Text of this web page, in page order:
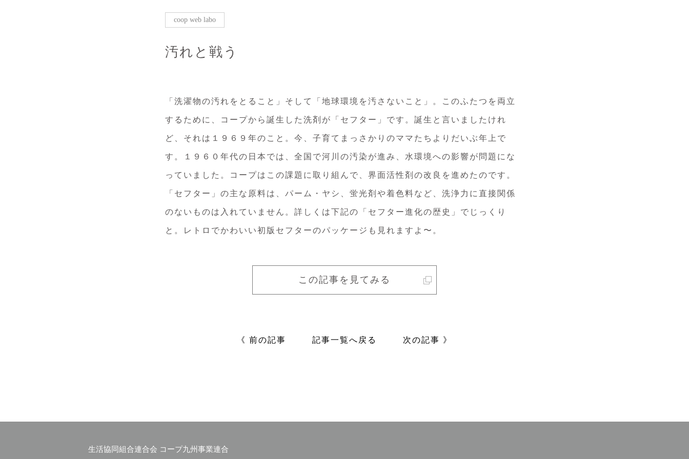
coop web labo
汚れと戦う
「洗濯物の汚れをとること」そして「地球環境を汚さないこと」。このふたつを両立
するために、コープから誕生した洗剤が「セフター」です。誕生と言いましたけれ
ど、それは１９６９年のこと。今、子育てまっさかりのママたちよりだいぶ年上で
す。１９６０年代の日本では、全国で河川の汚染が進み、水環境への影響が問題にな
っていました。コープはこの課題に取り組んで、界面活性剤の改良を進めたのです。
「セフター」の主な原料は、パーム・ヤシ、蛍光剤や着色料など、洗浄力に直接関係
のないものは入れていません。詳しくは下記の「セフター進化の歴史」でじっくり
と。レトロでかわいい初版セフターのパッケージも見れますよ〜。
この記事を見てみる
《 前の記事 記事一覧へ戻る 次の記事 》
生活協同組合連合会 コープ九州事業連合